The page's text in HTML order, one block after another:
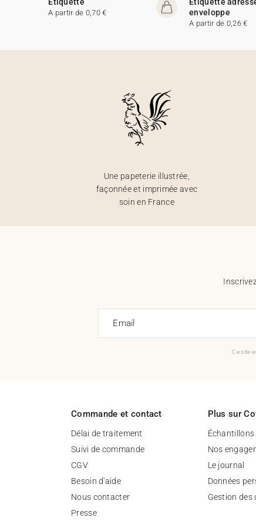
A partir de 0,70 €
enveloppe
A partir de 0,26 €
Une papeterie illustrée,
façonnée et imprimée avec
soin en France
Email
Ce site
Commande et contact
Délai de traitement
Suivi de commande
CGV
Besoin d'aide
Nous contacter
Presse
Plus sur
Nos
Le journal
Données
Gestion des